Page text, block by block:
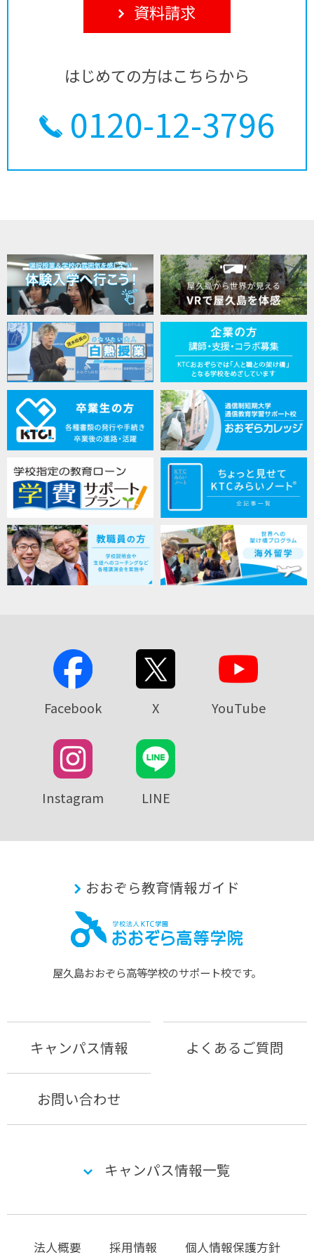
資料請求
はじめての方はこちらから
0120-12-3796
Facebook X YouTube
Instagram LINE
おおぞら教育情報ガイド
屋久島おおぞら⾼等学校のサポート校です。
キャンパス情報 よくあるご質問
お問い合わせ
キャンパス情報一覧
法人概要 採用情報 個人情報保護方針